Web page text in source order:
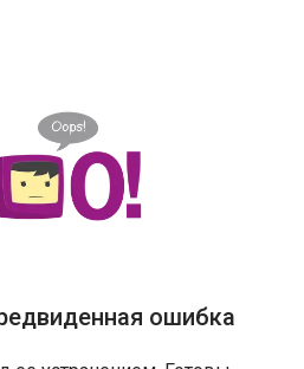
ошибка